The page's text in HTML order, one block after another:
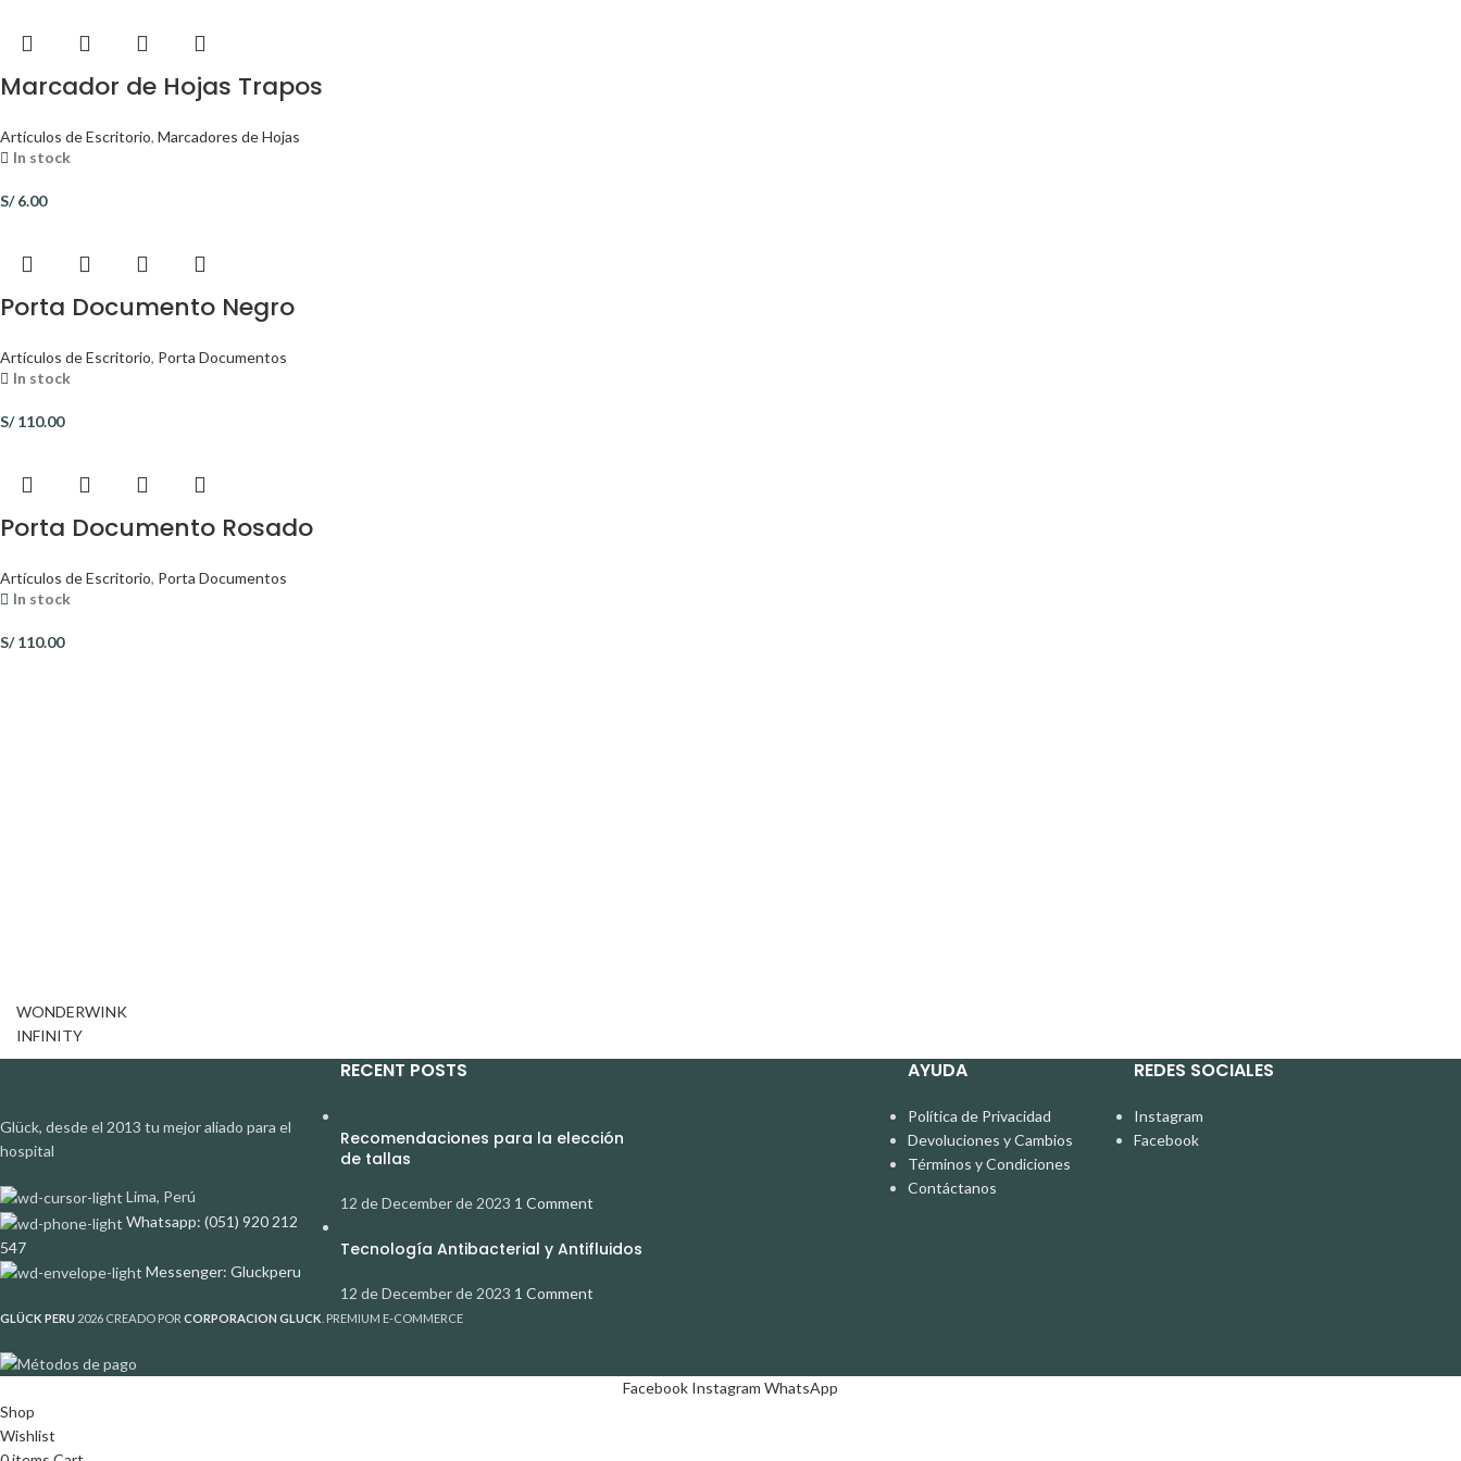
Marcador de Hojas Trapos
Artículos de Escritorio, Marcadores de Hojas
In stock
S/6.00
Porta Documento Negro
Artículos de Escritorio, Porta Documentos
In stock
S/110.00
Porta Documento Rosado
Artículos de Escritorio, Porta Documentos
In stock
S/110.00
WONDERWINK
INFINITY
Glück, desde el 2013 tu mejor aliado para el
hospital
Lima, Perú
Whatsapp: (051) 920 212
547
Messenger: Gluckperu
RECENT POSTS
Recomendaciones para la elección
de tallas
12 de December de 2023 1 Comment
Tecnología Antibacterial y Antifluidos
12 de December de 2023 1 Comment
AYUDA
Política de Privacidad
Devoluciones y Cambios
Términos y Condiciones
Contáctanos
REDES SOCIALES
Instagram
Facebook
GLÜCK PERU 2026 CREADO POR CORPORACION GLUCK . PREMIUM E-COMMERCE
Facebook Instagram WhatsApp
Shop
Wishlist